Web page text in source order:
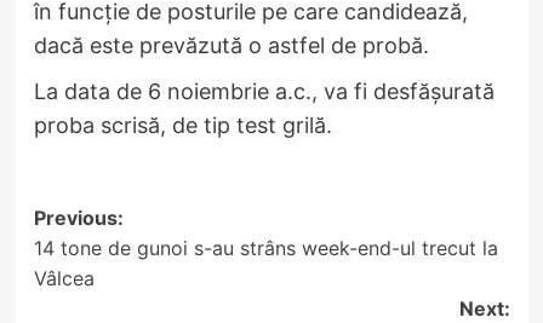
în funcție de posturile pe care candidează,
dacă este prevăzută o astfel de probă.
La data de 6 noiembrie a.c., va fi desfășurată
proba scrisă, de tip test grilă.
Post
navigation
Previous:
14 tone de gunoi s-au strâns week-end-ul trecut la
Vâlcea
Next: